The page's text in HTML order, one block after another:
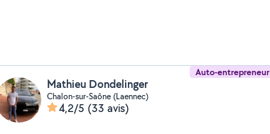
Auto-entrepreneur
Mathieu Dondelinger
Chalon-sur-Saône (Laennec)
4,2/5 (33 avis)